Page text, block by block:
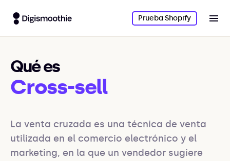
Prueba Shopify
Qué es
Cross-sell
La venta cruzada es una técnica de venta
utilizada en el comercio electrónico y el
marketing, en la que un vendedor sugiere